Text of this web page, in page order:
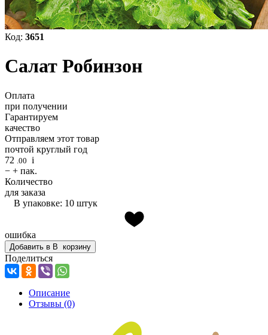
Код: 3651
Салат Робинзон
Оплата
при получении
Гарантируем
качество
Отправляем этот товар
почтой круглый год
72 .00 i
− + пак.
Количество
для заказа
В упаковке: 10 штук
ошибка
Добавить в В корзину
Поделиться
Описание
Отзывы (0)